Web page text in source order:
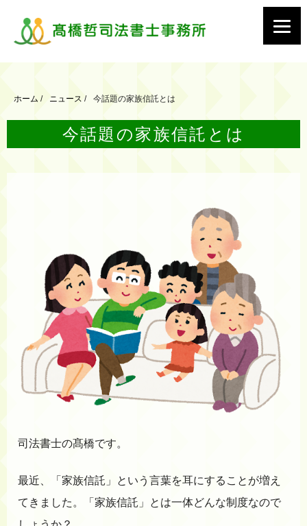
ホーム / ニュース / 今話題の家族信託とは
今話題の家族信託とは
司法書士の髙橋です。
最近、「家族信託」という言葉を耳にすることが増え
てきました。「家族信託」とは一体どんな制度なので